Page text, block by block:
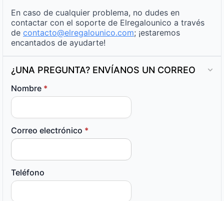
En caso de cualquier problema, no dudes en
contactar con el soporte de Elregalounico a través
de contacto@elregalounico.com; ¡estaremos
encantados de ayudarte!
¿UNA PREGUNTA? ENVÍANOS UN CORREO
Nombre *
Correo electrónico *
Teléfono